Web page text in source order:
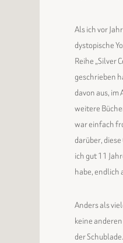
Als ich vor
dystopische
Reihe „Silver
geschrieben
davon aus, im
weitere
war einfach
darüber,
ich gut 11
habe, endlich
Anders als
keine
der